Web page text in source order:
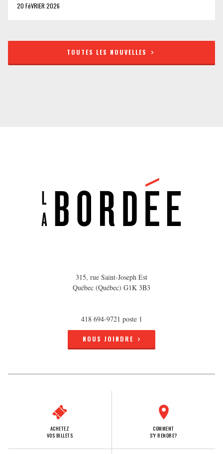
20 FéVRIER 2026
TOUTES LES NOUVELLES
315, rue Saint-Joseph Est
Québec (Québec) G1K 3B3
418 694-9721 poste 1
NOUS JOINDRE
ACHETEZ
VOS BILLETS
COMMENT
S'Y RENDRE?